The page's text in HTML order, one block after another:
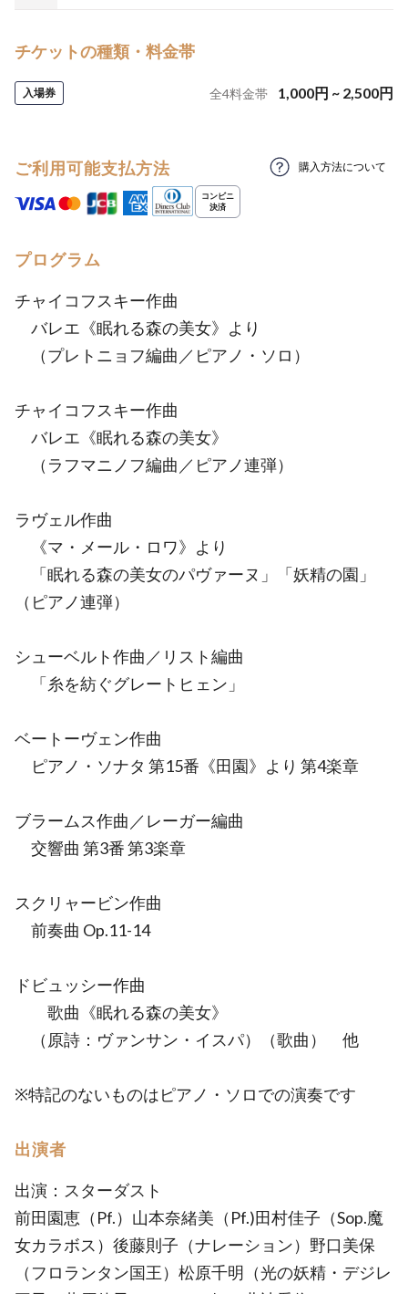
チケットの種類・料金帯
入場券 全4料金帯 1,000円 ~ 2,500円
ご利用可能支払方法 購入方法について
プログラム
チャイコフスキー作曲
バレエ《眠れる森の美女》より
（プレトニョフ編曲／ピアノ・ソロ）
チャイコフスキー作曲
バレエ《眠れる森の美女》
（ラフマニノフ編曲／ピアノ連弾）
ラヴェル作曲
《マ・メール・ロワ》より
「眠れる森の美女のパヴァーヌ」「妖精の園」
（ピアノ連弾）
シューベルト作曲／リスト編曲
「糸を紡ぐグレートヒェン」
ベートーヴェン作曲
ピアノ・ソナタ 第15番《田園》より 第4楽章
ブラームス作曲／レーガー編曲
交響曲 第3番 第3楽章
スクリャービン作曲
前奏曲 Op.11-14
ドビュッシー作曲
歌曲《眠れる森の美女》
（原詩：ヴァンサン・イスパ）（歌曲） 他
※特記のないものはピアノ・ソロでの演奏です
出演者
出演：スターダスト
前田園恵（Pf.）山本奈緒美（Pf.)田村佳子（Sop.魔
女カラボス）後藤則子（ナレーション）野口美保
（フロランタン国王）松原千明（光の妖精・デジレ